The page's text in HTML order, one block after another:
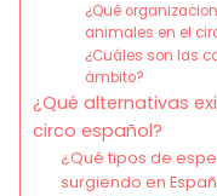
¿Qué
animales en el
¿Cuáles son las
ámbito?
¿Qué alternativas
circo español?
¿Qué tipos de
surgiendo en